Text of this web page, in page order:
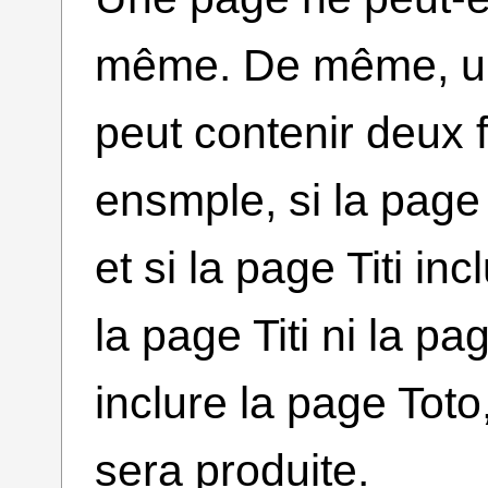
même. De même,
peut contenir deux
ensmple, si la
et si la page Titi
la page Titi ni la
inclure la page
sera produite.